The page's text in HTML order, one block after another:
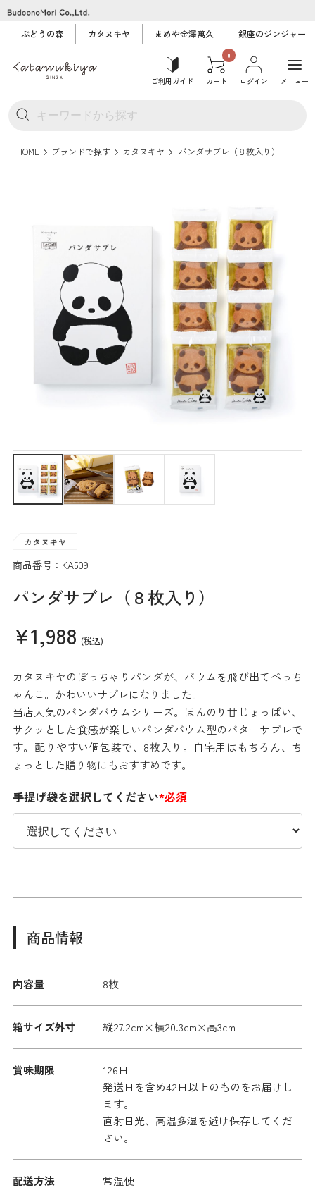
ぶどうの森 カタヌキヤ まめや金澤萬久 銀座のジンジャー
ご利用ガイド
0
カート ログイン メニュー
HOME ブランドで探す カタヌキヤ パンダサブレ（８枚入り）
商品番号：KA509
パンダサブレ（８枚入り）
¥1,988 (税込)
カタヌキヤのぽっちゃりパンダが、バウムを飛び出てぺっち
ゃんこ。かわいいサブレになりました。
当店人気のパンダバウムシリーズ。ほんのり甘じょっぱい、
サクッとした食感が楽しいパンダバウム型のバターサブレで
す。配りやすい個包装で、8枚入り。自宅用はもちろん、ち
ょっとした贈り物にもおすすめです。
手提げ袋を選択してください*必須
商品情報
内容量 8枚
箱サイズ外寸 縦27.2cm×横20.3cm×高3cm
賞味期限
126日
発送日を含め42日以上のものをお届けし
ます。
直射日光、高温多湿を避け保存してくだ
さい。
配送方法 常温便